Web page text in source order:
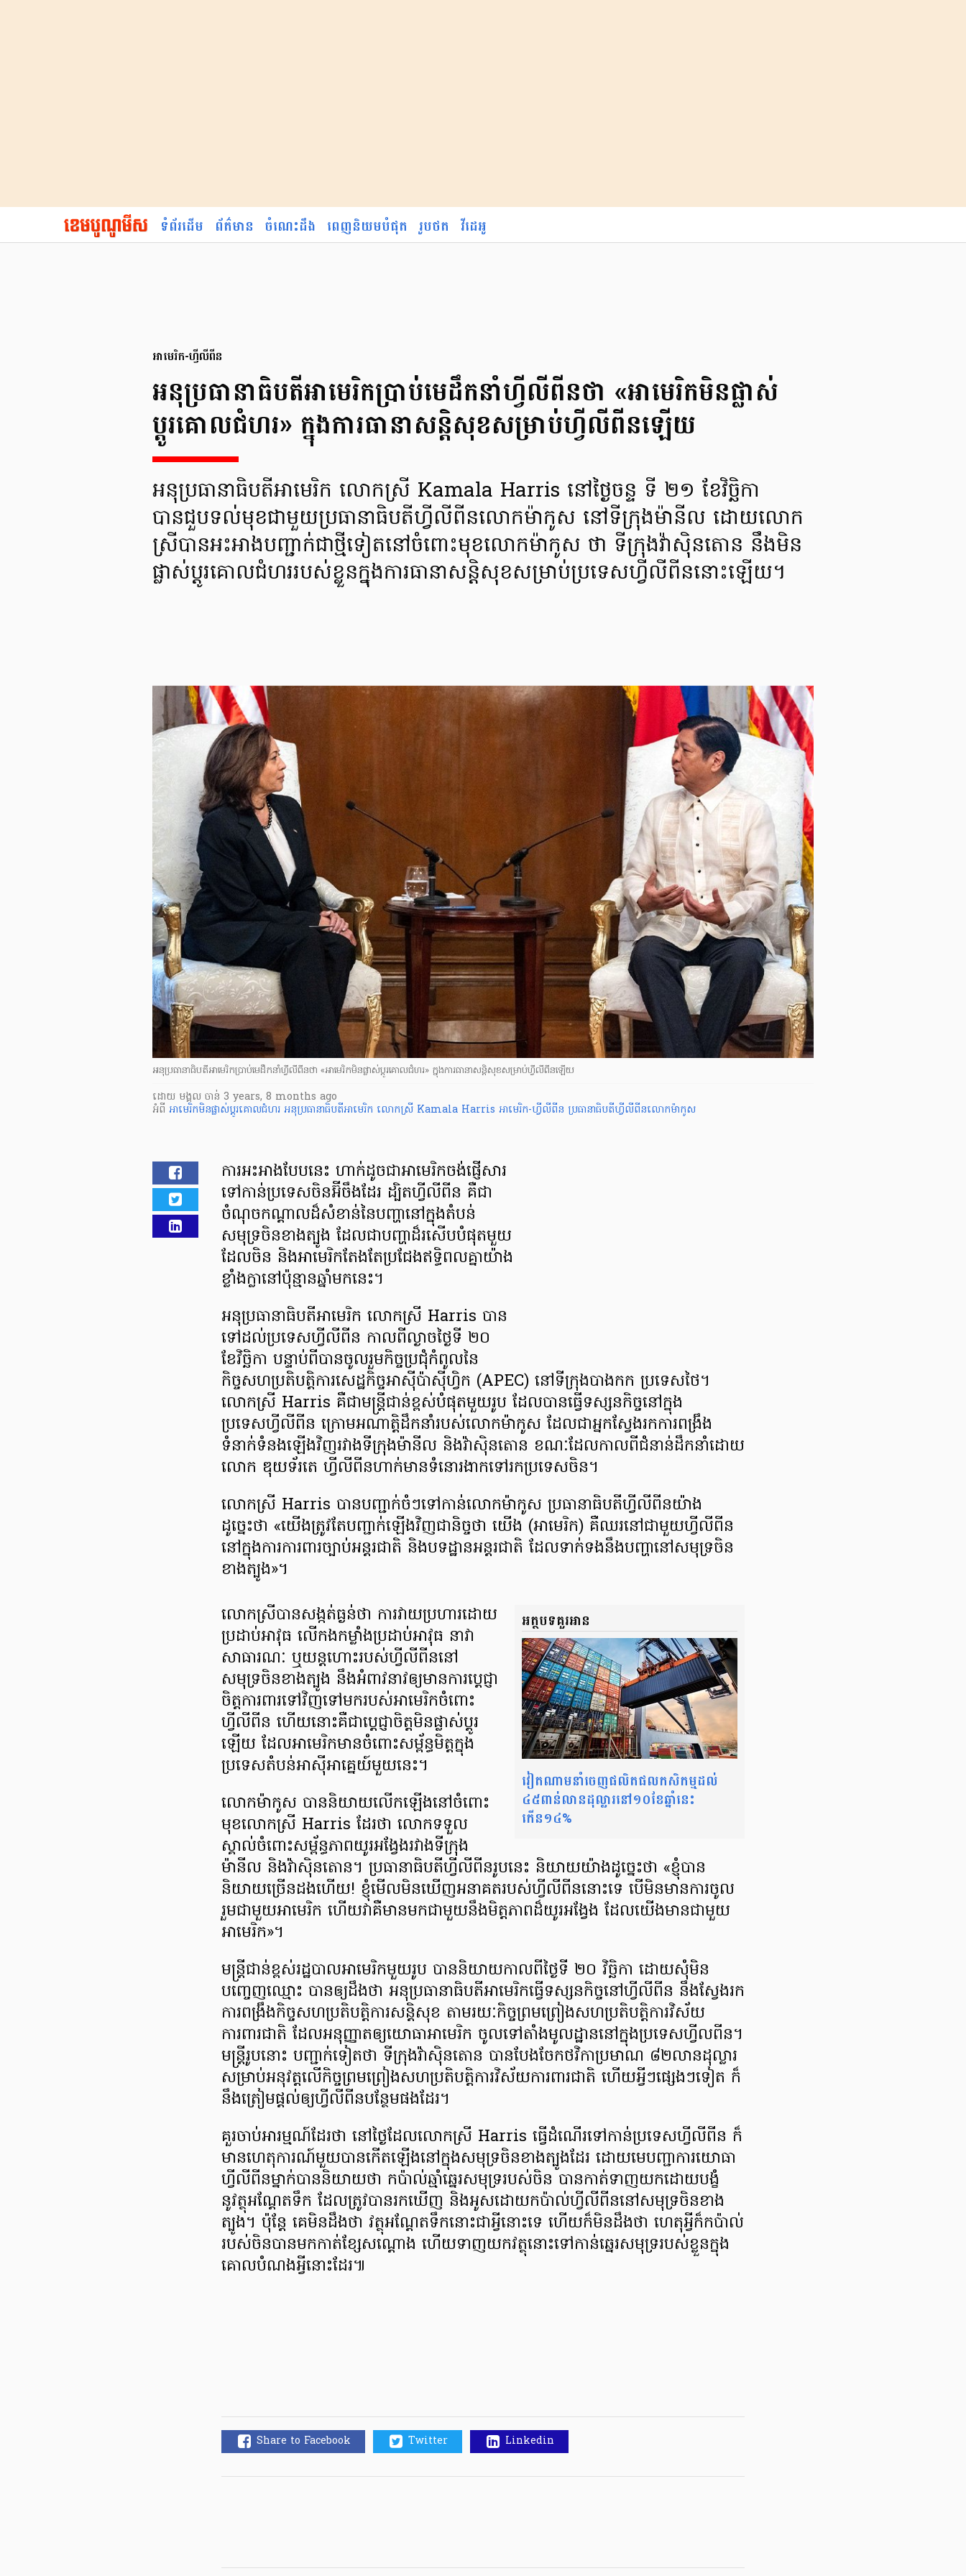
ទំព័រដើម ព័ត៌មាន ចំណេះដឹង ពេញនិយមបំផុត រូបថត វីដេអូ
អាមេរិក-ហ្វីលីពីន
អនុប្រធានាធិបតីអាមេរិកប្រាប់មេដឹកនាំហ្វីលីពីនថា «អាមេរិកមិនផ្លាស់
ប្ដូរគោលជំហរ» ក្នុងការធានាសន្ដិសុខសម្រាប់ហ្វីលីពីនឡើយ
អនុប្រធានាធិបតីអាមេរិក លោកស្រី Kamala Harris នៅថ្ងៃចន្ទ ទី ២១ ខែវិច្ឆិកា
បានជួបទល់មុខជាមួយប្រធានាធិបតីហ្វីលីពីនលោកម៉ាកូស នៅទីក្រុងម៉ានីល ដោយលោក
ស្រីបានអះអាងបញ្ជាក់ជាថ្មីទៀតនៅចំពោះមុខលោកម៉ាកូស ថា ទីក្រុងវ៉ាស៊ិនតោន នឹងមិន
ផ្លាស់ប្ដូរគោលជំហររបស់ខ្លួនក្នុងការធានាសន្ដិសុខសម្រាប់ប្រទេសហ្វីលីពីននោះឡើយ។
អនុប្រធានាធិបតីអាមេរិកប្រាប់មេដឹកនាំហ្វីលីពីនថា «អាមេរិកមិនផ្លាស់ប្ដូរគោលជំហរ» ក្នុងការធានាសន្ដិសុខសម្រាប់ហ្វីលីពីនឡើយ
ដោយ មង្គល ចាន់ 3 years, 8 months ago
អំពី អាមេរិកមិនផ្លាស់ប្ដូរគោលជំហរ អនុប្រធានាធិបតីអាមេរិក លោកស្រី Kamala Harris អាមេរិក-ហ្វីលីពីន ប្រធានាធិបតីហ្វីលីពីនលោកម៉ាកូស
ការអះអាងបែបនេះ ហាក់ដូចជាអាមេរិកចង់ផ្ញើសារ
ទៅកាន់ប្រទេសចិនអ៊ីចឹងដែរ ដ្បិតហ្វីលីពីន គឺជា
ចំណុចកណ្ដាលដ៏សំខាន់នៃបញ្ហានៅក្នុងតំបន់
សមុទ្រចិនខាងត្បូង ដែលជាបញ្ហាដ៏រសើបបំផុតមួយ
ដែលចិន និងអាមេរិកតែងតែប្រជែងឥទ្ធិពលគ្នាយ៉ាង
ខ្លាំងក្លានៅប៉ុន្មានឆ្នាំមកនេះ។
អនុប្រធានាធិបតីអាមេរិក លោកស្រី Harris បាន
ទៅដល់ប្រទេសហ្វីលីពីន កាលពីល្ងាចថ្ងៃទី ២០
ខែវិច្ឆិកា បន្ទាប់ពីបានចូលរួមកិច្ចប្រជុំកំពូលនៃ
កិច្ចសហប្រតិបត្តិការសេដ្ឋកិច្ចអាស៊ីប៉ាស៊ីហ្វិក (APEC) នៅទីក្រុងបាងកក ប្រទេសថៃ។
លោកស្រី Harris គឺជាមន្ត្រីជាន់ខ្ពស់បំផុតមួយរូប ដែលបានធ្វើទស្សនកិច្ចនៅក្នុង
ប្រទេសហ្វីលីពីន ក្រោមអណាត្តិដឹកនាំរបស់លោកម៉ាកូស ដែលជាអ្នកស្វែងរកការពង្រឹង
ទំនាក់ទំនងឡើងវិញរវាងទីក្រុងម៉ានីល និងវ៉ាស៊ិនតោន ខណៈដែលកាលពីជំនាន់ដឹកនាំដោយ
លោក ឌុយទ័រតេ ហ្វីលីពីនហាក់មានទំនោរងាកទៅរកប្រទេសចិន។
លោកស្រី Harris បានបញ្ជាក់ចំៗទៅកាន់លោកម៉ាកូស ប្រធានាធិបតីហ្វីលីពីនយ៉ាង
ដូច្នេះថា «យើងត្រូវតែបញ្ជាក់ឡើងវិញជានិច្ចថា យើង (អាមេរិក) គឺឈរនៅជាមួយហ្វីលីពីន
នៅក្នុងការការពារច្បាប់អន្តរជាតិ និងបទដ្ឋានអន្តរជាតិ ដែលទាក់ទងនឹងបញ្ហានៅសមុទ្រចិន
ខាងត្បូង»។
អត្ថបទគួរអាន
វៀតណាមនាំចេញផលិតផលកសិកម្មដល់
៤៥ពាន់លានដុល្លារនៅ១០ខែឆ្នាំនេះ
កើន១៤%
លោកស្រីបានសង្កត់ធ្ងន់ថា ការវាយប្រហារដោយ
ប្រដាប់អាវុធ លើកងកម្លាំងប្រដាប់អាវុធ នាវា
សាធារណៈ ឬយន្ដហោះរបស់ហ្វីលីពីននៅ
សមុទ្រចិនខាងត្បូង នឹងអំពាវនាវឲ្យមានការប្តេជ្ញា
ចិត្តការពារទៅវិញទៅមករបស់អាមេរិកចំពោះ
ហ្វីលីពីន ហើយនោះគឺជាប្ដេជ្ញាចិត្តមិនផ្លាស់ប្ដូរ
ឡើយ ដែលអាមេរិកមានចំពោះសម្ព័ន្ធមិត្តក្នុង
ប្រទេសតំបន់អាស៊ីអាគ្នេយ៍មួយនេះ។
លោកម៉ាកូស បាននិយាយលើកឡើងនៅចំពោះ
មុខលោកស្រី Harris ដែរថា លោកទទួល
ស្គាល់ចំពោះសម្ព័ន្ធភាពយូរអង្វែងរវាងទីក្រុង
ម៉ានីល និងវ៉ាស៊ិនតោន។ ប្រធានាធិបតីហ្វីលីពីនរូបនេះ និយាយយ៉ាងដូច្នេះថា «ខ្ញុំបាន
និយាយច្រើនដងហើយ! ខ្ញុំមើលមិនឃើញអនាគតរបស់ហ្វីលីពីននោះទេ បើមិនមានការចូល
រួមជាមួយអាមេរិក ហើយវាគឺមានមកជាមួយនឹងមិត្តភាពដ៏យូរអង្វែង ដែលយើងមានជាមួយ
អាមេរិក»។
មន្ត្រីជាន់ខ្ពស់រដ្ឋបាលអាមេរិកមួយរូប បាននិយាយកាលពីថ្ងៃទី ២០ វិច្ឆិកា ដោយសុំមិន
បញ្ចេញឈ្មោះ បានឲ្យដឹងថា អនុប្រធានាធិបតីអាមេរិកធ្វើទស្សនកិច្ចនៅហ្វីលីពីន នឹងស្វែងរក
ការពង្រឹងកិច្ចសហប្រតិបត្តិការសន្ដិសុខ តាមរយៈកិច្ចព្រមព្រៀងសហប្រតិបត្តិការវិស័យ
ការពារជាតិ ដែលអនុញ្ញាតឲ្យយោធាអាមេរិក ចូលទៅតាំងមូលដ្ឋាននៅក្នុងប្រទេសហ្វីលពីន។
មន្ត្រីរូបនោះ បញ្ជាក់ទៀតថា ទីក្រុងវ៉ាស៊ិនតោន បានបែងចែកថវិកាប្រមាណ ៨២លានដុល្លារ
សម្រាប់អនុវត្តលើកិច្ចព្រមព្រៀងសហប្រតិបត្តិការវិស័យការពារជាតិ ហើយអ្វីៗផ្សេងៗទៀត ក៏
នឹងត្រៀមផ្ដល់ឲ្យហ្វីលីពីនបន្ថែមផងដែរ។
គួរចាប់អារម្មណ៍ដែរថា នៅថ្ងៃដែលលោកស្រី Harris ធ្វើដំណើរទៅកាន់ប្រទេសហ្វីលីពីន ក៏
មានហេតុការណ៍មួយបានកើតឡើងនៅក្នុងសមុទ្រចិនខាងត្បូងដែរ ដោយមេបញ្ជាការយោធា
ហ្វីលីពីនម្នាក់បាននិយាយថា កប៉ាល់ឆ្មាំឆ្នេរសមុទ្ររបស់ចិន បានកាត់ទាញយកដោយបង្ខំ
នូវត្ថុអណ្ដែតទឹក ដែលត្រូវបានរកឃើញ និងអូសដោយកប៉ាល់ហ្វីលីពីននៅសមុទ្រចិនខាង
ត្បូង។ ប៉ុន្ដែ គេមិនដឹងថា វត្ថុអណ្ដែតទឹកនោះជាអ្វីនោះទេ ហើយក៏មិនដឹងថា ហេតុអ្វីក៏កប៉ាល់
របស់ចិនបានមកកាត់ខ្សែសណ្ដោង ហើយទាញយកវត្ថុនោះទៅកាន់ឆ្នេរសមុទ្ររបស់ខ្លួនក្នុង
គោលបំណងអ្វីនោះដែរ៕
Share to Facebook Twitter Linkedin